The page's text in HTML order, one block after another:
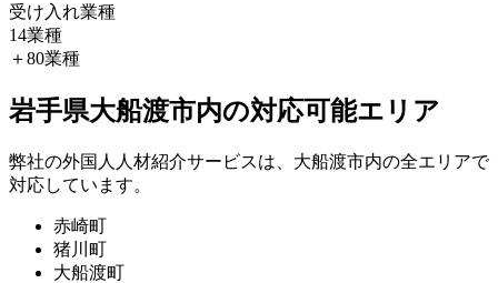
受け入れ業種
14業種
＋80業種
岩手県大船渡市内の対応可能エリア
弊社の外国人人材紹介サービスは、大船渡市内の全エリアで
対応しています。
赤崎町
猪川町
大船渡町